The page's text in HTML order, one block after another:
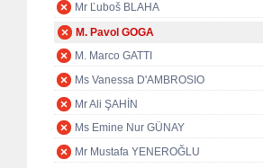
Mr Ľuboš BLAHA
M. Pavol GOGA
M. Marco GATTI
Ms Vanessa D'AMBROSIO
Mr Ali ŞAHİN
Ms Emine Nur GÜNAY
Mr Mustafa YENEROĞLU